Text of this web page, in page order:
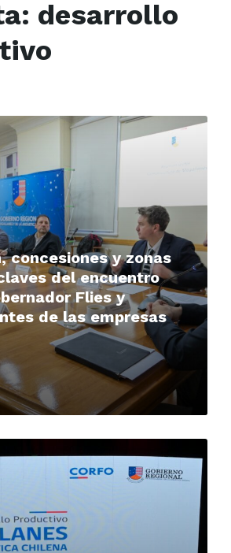
desarrollo
concesiones y zonas
del encuentro
Flies y
de las empresas